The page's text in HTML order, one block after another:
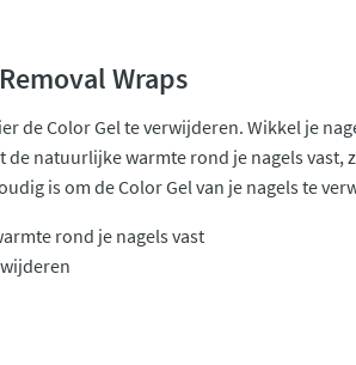
Wraps
de Color Gel te verwijderen. Wikkel je
natuurlijke warmte rond je nagels vast,
is om de Color Gel van je nagels te
rond je nagels vast